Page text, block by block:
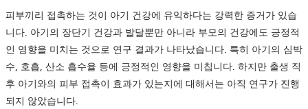
피부끼리 접촉하는 것이 아기 건강에 유익하다는 강력한 증거가 있습
니다. 아기의 장단기 건강과 발달뿐만 아니라 부모의 건강에도 긍정적
인 영향을 미치는 것으로 연구 결과가 나타났습니다. 특히 아기의 심박
수, 호흡, 산소 흡수율 등에 긍정적인 영향을 미칩니다. 하지만 출생 직
후 아기와의 피부 접촉이 효과가 있는지에 대해서는 아직 연구가 진행
되지 않았습니다.